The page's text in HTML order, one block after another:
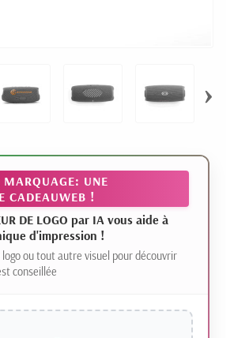
›
MARQUAGE: UNE
CADEAUWEB !
DE LOGO par IA vous aide à
d'impression !
ou tout autre visuel pour découvrir
conseillée